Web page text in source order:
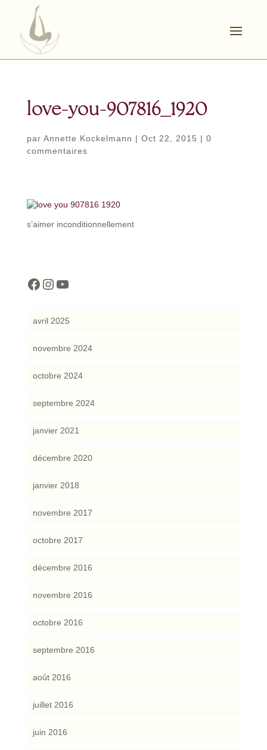
love-you-907816_1920
par Annette Kockelmann | Oct 22, 2015 | 0
commentaires
s’aimer inconditionnellement
cocreattitude
cocreattitude
YouTube
avril 2025
novembre 2024
octobre 2024
septembre 2024
janvier 2021
décembre 2020
janvier 2018
novembre 2017
octobre 2017
décembre 2016
novembre 2016
octobre 2016
septembre 2016
août 2016
juillet 2016
juin 2016